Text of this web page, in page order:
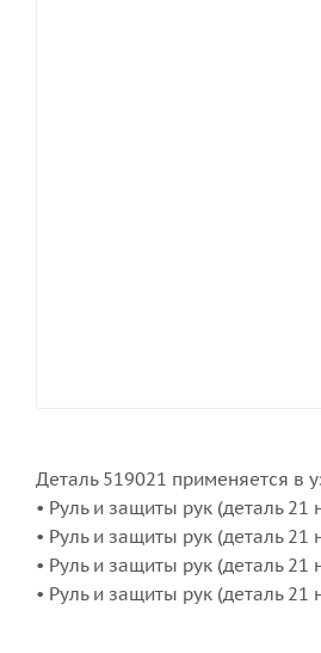
Деталь 519021 применяется в
• Руль и защиты рук (деталь 21
• Руль и защиты рук (деталь 21
• Руль и защиты рук (деталь 21
• Руль и защиты рук (деталь 21